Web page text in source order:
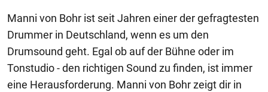
Manni von Bohr ist seit Jahren einer der gefragtesten
Drummer in Deutschland, wenn es um den
Drumsound geht. Egal ob auf der Bühne oder im
Tonstudio - den richtigen Sound zu finden, ist immer
eine Herausforderung. Manni von Bohr zeigt dir in